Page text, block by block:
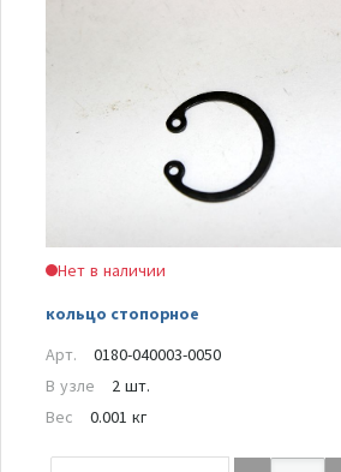
Нет в наличии
кольцо стопорное
Арт.
0180-040003-0050
В узле
2 шт.
Вес
0.001 кг